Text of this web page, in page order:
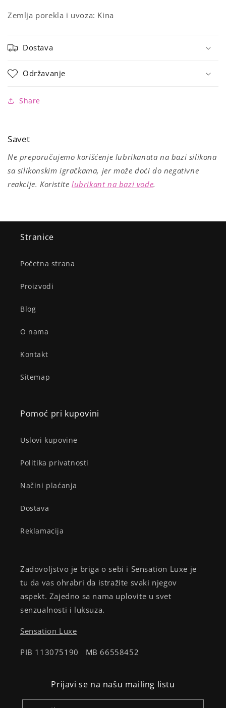
Zemlja porekla i uvoza: Kina
Dostava
Održavanje
Share
Savet
Ne preporučujemo korišćenje lubrikanata na bazi silikona
sa silikonskim igračkama, jer može doći do negativne
reakcije. Koristite lubrikant na bazi vode.
Stranice
Početna strana
Proizvodi
Blog
O nama
Kontakt
Sitemap
Pomoć pri kupovini
Uslovi kupovine
Politika privatnosti
Načini plaćanja
Dostava
Reklamacija
Zadovoljstvo je briga o sebi i Sensation Luxe je
tu da vas ohrabri da istražite svaki njegov
aspekt. Zajedno sa nama uplovite u svet
senzualnosti i luksuza.
Sensation Luxe
PIB 113075190 MB 66558452
Prijavi se na našu mailing listu